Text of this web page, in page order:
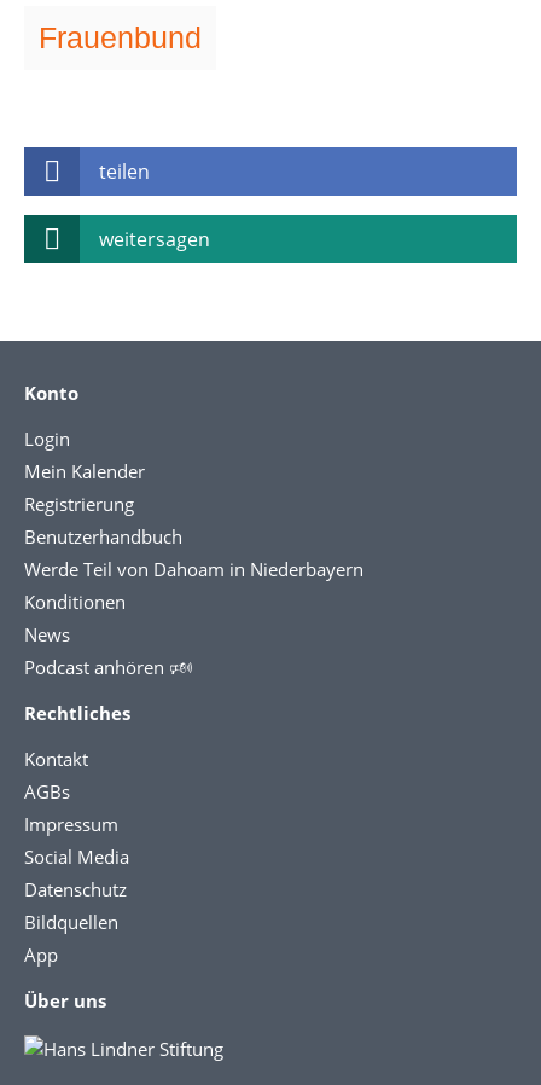
Frauenbund
teilen
weitersagen
Konto
Login
Mein Kalender
Registrierung
Benutzerhandbuch
Werde Teil von Dahoam in Niederbayern
Konditionen
News
Podcast anhören 🕬
Rechtliches
Kontakt
AGBs
Impressum
Social Media
Datenschutz
Bildquellen
App
Über uns